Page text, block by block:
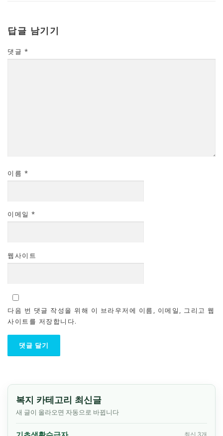
답글 남기기
댓글 *
이름 *
이메일 *
웹사이트
다음 번 댓글 작성을 위해 이 브라우저에 이름, 이메일, 그리고 웹
사이트를 저장합니다.
복지 카테고리 최신글
새 글이 올라오면 자동으로 바뀝니다
최신 3개